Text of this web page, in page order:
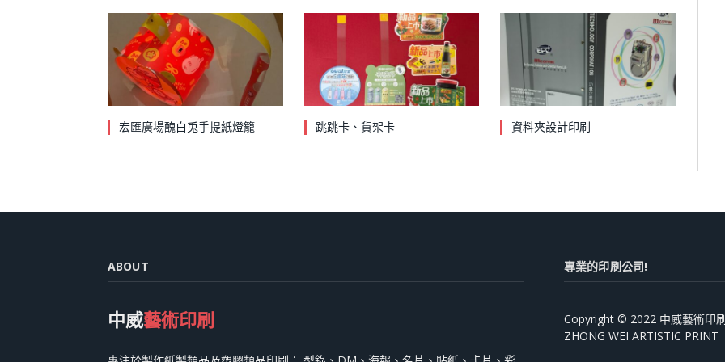
宏匯廣場醜白兎手提紙燈籠 跳跳卡、貨架卡 資料夾設計印刷
ABOUT
中威藝術印刷
專業的印刷公司!
Copyright © 2022 中威藝術印
ZHONG WEI ARTISTIC PRINT